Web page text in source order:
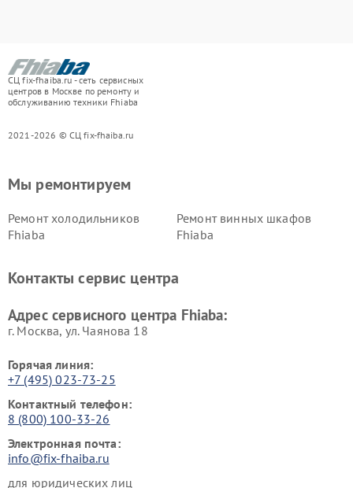
СЦ fix-fhaiba.ru - сеть сервисных
центров в Москве по ремонту и
обслуживанию техники Fhiaba
2021-2026 © СЦ fix-fhaiba.ru
Мы ремонтируем
Ремонт холодильников
Fhiaba
Ремонт винных шкафов
Fhiaba
Контакты сервис центра
Адрес сервисного центра Fhiaba:
г. Москва, ул. Чаянова 18
Горячая линия:
+7 (495) 023-73-25
Контактный телефон:
8 (800) 100-33-26
Электронная почта:
info@fix-fhaiba.ru
для юридических лиц